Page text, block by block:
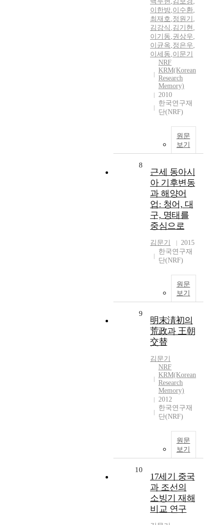
이한방,이수환,
최재호,정원기 ,
김강식 ,김기현 ,
이기동,권상우,
이균옥,정은우,
이세동,이문기
NRF
KRM(Korean
Research
Memory)
2010
한국연구재
단(NRF)
원문
보기
8
근세 동아시
아 기후변동
과 해양어
업: 청어, 대
구, 명태를
중심으로
김문기
2015
한국연구재
단(NRF)
원문
보기
9
明末淸初의
荒政과 王朝
交替
김문기
NRF
KRM(Korean
Research
Memory)
2012
한국연구재
단(NRF)
원문
보기
10
17세기 중국
과 조선의
소빙기 재해
비교 연구